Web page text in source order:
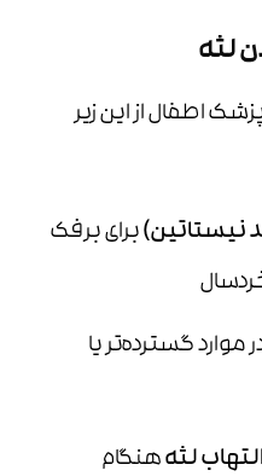
لثه
اطفال از این زیر
نیستاتین)برای برفک
موارد گسترده‌تر یا
لثههنگام